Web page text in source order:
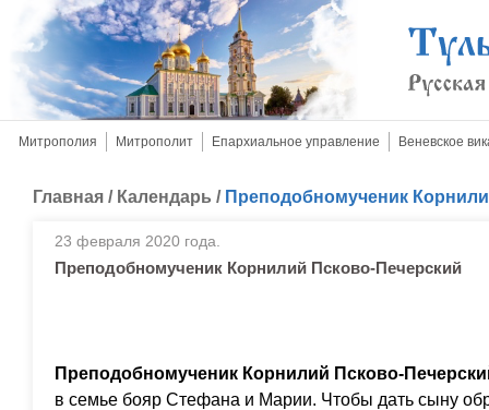
Митрополия Митрополит Епархиальное управление Веневское
Главная / Календарь / Преподобномученик
23 февраля 2020 года.
Преподобномученик Корнилий Псково-Печерский
Преподобномученик Корнилий Псково-
в семье бояр Стефана и Марии. Чтобы дать сыну